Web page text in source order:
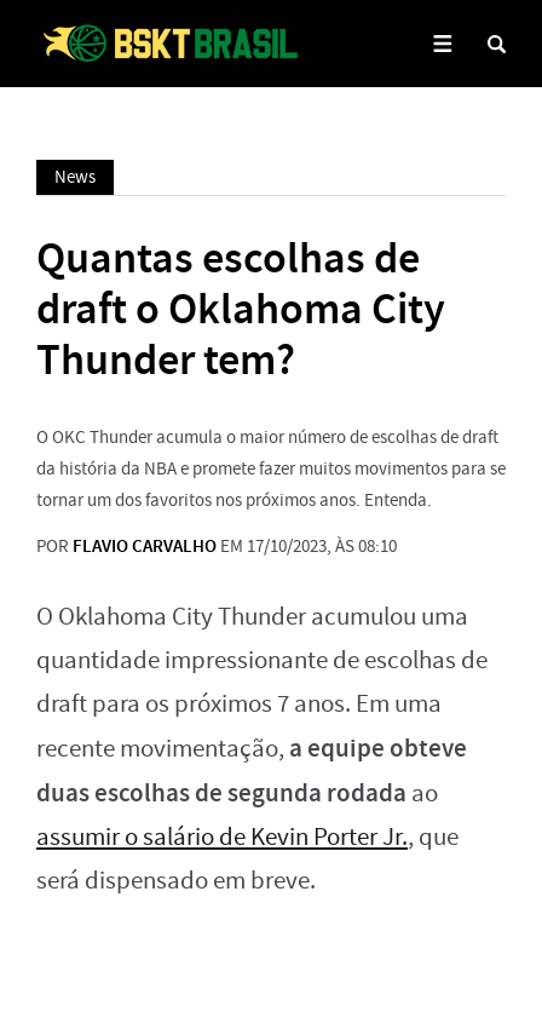
News
Quantas escolhas de
draft o Oklahoma City
Thunder tem?
O OKC Thunder acumula o maior número de escolhas de draft
da história da NBA e promete fazer muitos movimentos para se
tornar um dos favoritos nos próximos anos. Entenda.
POR FLAVIO CARVALHO EM 17/10/2023, ÀS 08:10
O Oklahoma City Thunder acumulou uma
quantidade impressionante de escolhas de
draft para os próximos 7 anos. Em uma
recente movimentação, a equipe obteve
duas escolhas de segunda rodada ao
assumir o salário de Kevin Porter Jr., que
será dispensado em breve.